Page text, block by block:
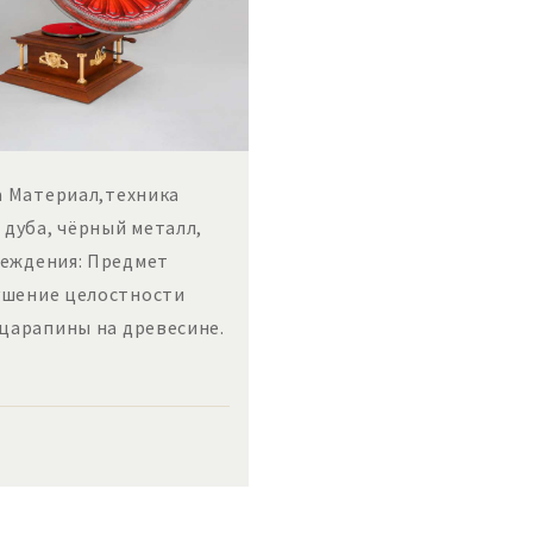
Материал,техника
чёрный металл,
Предмет
целостности
на древесине.